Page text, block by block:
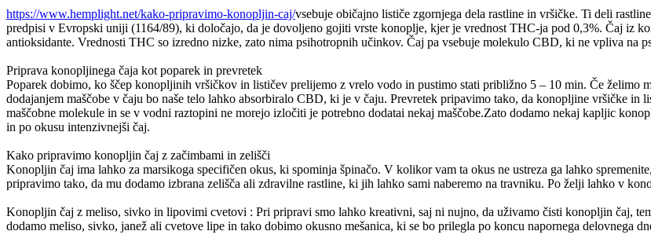
https://www.hemplight.net/kako-pripravimo-konopljin-caj/vsebuje običajno lističe zgornjega dela rastline in vršičke. Ti deli
predpisi v Evropski uniji (1164/89), ki določajo, da je dovoljeno gojiti vrste konoplje, kjer je vrednost THC-ja pod 0,3%. Čaj iz
antioksidante. Vrednosti THC so izredno nizke, zato nima psihotropnih učinkov. Čaj pa vsebuje molekulo CBD, ki ne vpliva na
Priprava konopljinega čaja kot poparek in prevretek
Poparek dobimo, ko ščep konopljinih vršičkov in lističev prelijemo z vrelo vodo in pustimo stati približno 5 – 10 min. Če želimo
dodajanjem maščobe v čaju bo naše telo lahko absorbiralo CBD, ki je v čaju. Prevretek pripavimo tako, da konopljine vršičke
maščobne molekule in se v vodni raztopini ne morejo izločiti je potrebno dodatai nekaj maščobe.Zato dodamo nekaj kapljic
in po okusu intenzivnejši čaj.
Kako pripravimo konopljin čaj z začimbami in zelišči
Konopljin čaj ima lahko za marsikoga specifičen okus, ki spominja špinačo. V kolikor vam ta okus ne ustreza ga lahko
pripravimo tako, da mu dodamo izbrana zelišča ali zdravilne rastline, ki jih lahko sami naberemo na travniku. Po želji lahko v
Konopljin čaj z meliso, sivko in lipovimi cvetovi : Pri pripravi smo lahko kreativni, saj ni nujno, da uživamo čisti konopljin čaj,
dodamo meliso, sivko, janež ali cvetove lipe in tako dobimo okusno mešanica, ki se bo prilegla po koncu napornega delovnega